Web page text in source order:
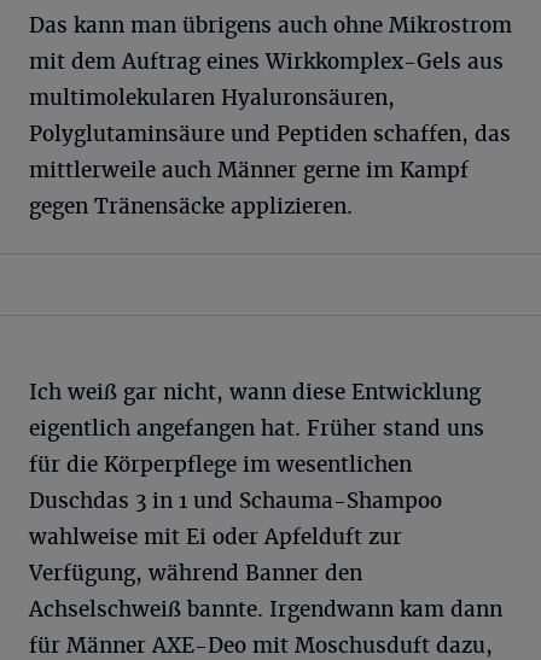
Das kann man übrigens auch ohne Mikrostrom
mit dem Auftrag eines Wirkkomplex-Gels aus
multimolekularen Hyaluronsäuren,
Polyglutaminsäure und Peptiden schaffen, das
mittlerweile auch Männer gerne im Kampf
gegen Tränensäcke applizieren.
Ich weiß gar nicht, wann diese Entwicklung
eigentlich angefangen hat. Früher stand uns
für die Körperpflege im wesentlichen
Duschdas 3 in 1 und Schauma-Shampoo
wahlweise mit Ei oder Apfelduft zur
Verfügung, während Banner den
Achselschweiß bannte. Irgendwann kam dann
für Männer AXE-Deo mit Moschusduft dazu,